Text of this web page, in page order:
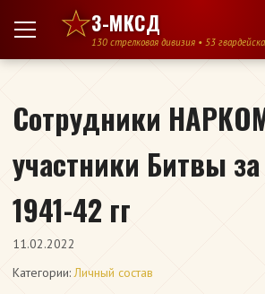
Перейти к содержимому
3-МКСД
130 стрелковая дивизия • 53
Сотрудники
участники Битвы
1941-42 гг
11.02.2022
Категории:Личный состав